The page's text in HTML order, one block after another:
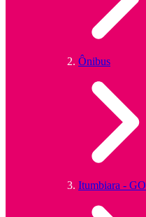
Ônibus
Itumbiara - GO